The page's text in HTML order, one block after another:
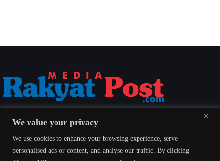
We value your privacy
We use cookies to enhance your browsing experience, serve
personalised ads or content, and analyse our traffic. By clicking
berimbang untuk seluruh masyarakat Indonesia.